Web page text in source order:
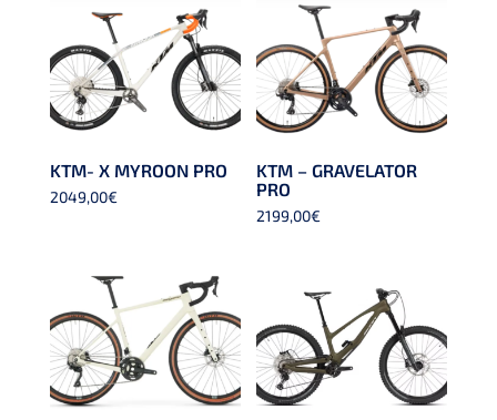
2199,00€.1649,00€.
KTM- X MYROON PRO
2049,00€
KTM – GRAVELATOR
PRO
2199,00€